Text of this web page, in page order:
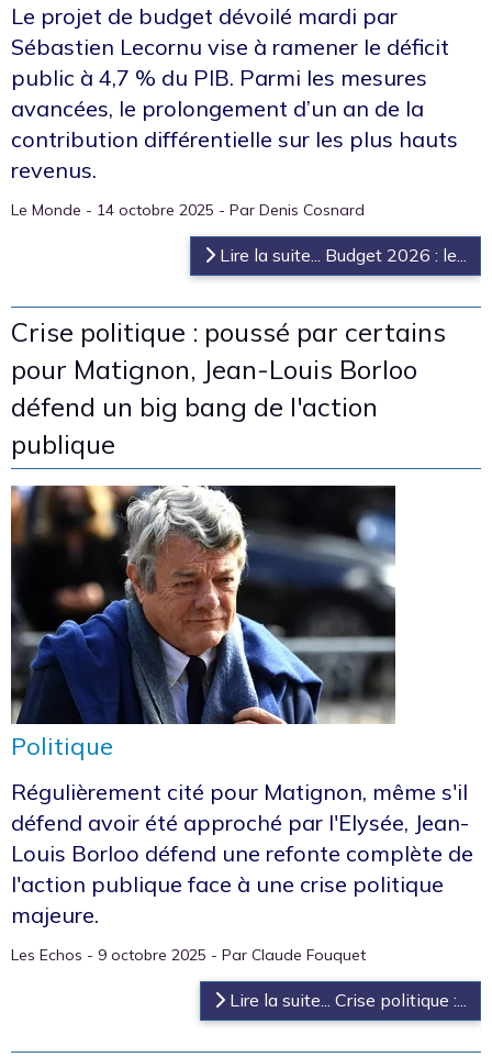
Le projet de budget dévoilé mardi par
Sébastien Lecornu vise à ramener le déficit
public à 4,7 % du PIB. Parmi les mesures
avancées, le prolongement d’un an de la
contribution différentielle sur les plus hauts
revenus.
Le Monde - 14 octobre 2025 - Par Denis Cosnard
Lire la suite... Budget 2026 : le...
Crise politique : poussé par certains
pour Matignon, Jean-Louis Borloo
défend un big bang de l'action
publique
Politique
Régulièrement cité pour Matignon, même s'il
défend avoir été approché par l'Elysée, Jean-
Louis Borloo défend une refonte complète de
l'action publique face à une crise politique
majeure.
Les Echos - 9 octobre 2025 - Par Claude Fouquet
Lire la suite... Crise politique :...